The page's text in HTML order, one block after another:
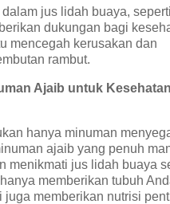
jus lidah buaya,
dukungan bagi
mencegah kerusakan dan
rambut.
Ajaib untuk
hanya minuman
ajaib yang penuh
menikmati jus lidah buaya
memberikan tubuh
juga memberikan nutrisi